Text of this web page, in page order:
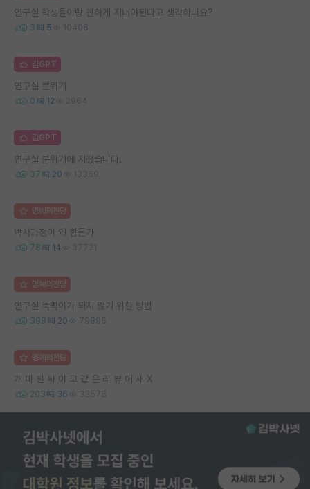
연구실 학생들이랑 친하게 지내야된다고 생각하나요?
3 5 10406
김GPT
연구실 분위기
0 12 2964
김GPT
연구실 분위기에 지쳤습니다.
37 20 13369
명예의전당
박사과정이 왜 힘든가
78 14 37721
명예의전당
연구실 뚝딱이가 되지 않기 위한 방법
398 20 79895
명예의전당
개 미 친 싸 이 코 같 은 리 뷰 어 새 X
203 36 33578